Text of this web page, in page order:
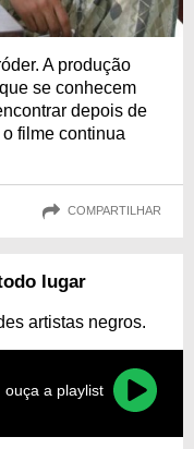
A produção
se conhecem
depois de
filme continua
COMPARTILHAR
lugar
artistas negros.
ouça a playlist